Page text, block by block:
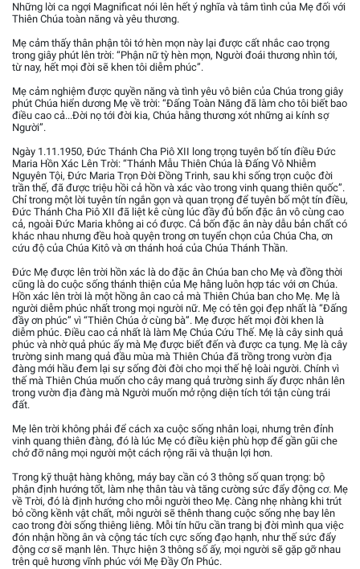
Những lời ca ngợi Magnificat nói lên hết ý nghĩa và tâm tình của Mẹ đối với
Thiên Chúa toàn năng và yêu thương.
Mẹ cảm thấy thân phận tôi tớ hèn mọn này lại được cất nhắc cao trọng
trong giây phút lên trời: “Phận nữ tỳ hèn mọn, Người đoái thương nhìn tới,
từ nay, hết mọi đời sẽ khen tôi diễm phúc”.
Mẹ cảm nghiệm được quyền năng và tình yêu vô biên của Chúa trong giây
phút Chúa hiển dương Mẹ về trời: “Đấng Toàn Năng đã làm cho tôi biết bao
điều cao cả...Đời nọ tới đời kia, Chúa hằng thương xót những ai kính sợ
Người”.
Ngày 1.11.1950, Đức Thánh Cha Piô XII long trọng tuyên bố tín điều Đức
Maria Hồn Xác Lên Trời: “Thánh Mẫu Thiên Chúa là Đấng Vô Nhiễm
Nguyên Tội, Đức Maria Trọn Đời Đồng Trinh, sau khi sống trọn cuộc đời
trần thế, đã được triệu hồi cả hồn và xác vào trong vinh quang thiên quốc”.
Chỉ trong một lời tuyên tín ngắn gọn và quan trọng để tuyên bố một tín điều,
Đức Thánh Cha Piô XII đã liệt kê cùng lúc đầy đủ bốn đặc ân vô cùng cao
cả, ngoài Đức Maria không ai có được. Cả bốn đặc ân này dẫu bản chất có
khác nhau nhưng đều hoà quyện trong ơn tuyển chọn của Chúa Cha, ơn
cứu độ của Chúa Kitô và ơn thánh hoá của Chúa Thánh Thần.
Đức Mẹ được lên trời hồn xác là do đặc ân Chúa ban cho Mẹ và đồng thời
cũng là do cuộc sống thánh thiện của Mẹ hằng luôn hợp tác với ơn Chúa.
Hồn xác lên trời là một hồng ân cao cả mà Thiên Chúa ban cho Mẹ. Mẹ là
người diễm phúc nhất trong mọi người nữ. Mẹ có tên gọi đẹp nhất là “Đấng
đầy ơn phúc” vì “Thiên Chúa ở cùng bà”. Mẹ được hết mọi đời khen là
diễm phúc. Điều cao cả nhất là làm Mẹ Chúa Cứu Thế. Mẹ là cây sinh quả
phúc và nhờ quả phúc ấy mà Mẹ được biết đến và được ca tụng. Mẹ là cây
trường sinh mang quả đầu mùa mà Thiên Chúa đã trồng trong vườn địa
đàng mới hầu đem lại sự sống đời đời cho mọi thế hệ loài người. Chính vì
thế mà Thiên Chúa muốn cho cây mang quả trường sinh ấy được nhân lên
trong vườn địa đàng mà Người muốn mở rộng diện tích tới tận cùng trái
đất.
Mẹ lên trời không phải để cách xa cuộc sống nhân loại, nhưng trên đỉnh
vinh quang thiên đàng, đó là lúc Mẹ có điều kiện phù hợp để gần gũi che
chở đỡ nâng mọi người một cách rộng rãi và thuận lợi hơn.
Trong kỹ thuật hàng không, máy bay cần có 3 thông số quan trọng: bộ
phận định hướng tốt, làm nhẹ thân tàu và tăng cường sức đẩy động cơ. Mẹ
về Trời, đó là định hướng cho mỗi người theo Mẹ. Càng nhẹ nhàng khi trút
bỏ cồng kềnh vật chất, mỗi người sẽ thênh thang cuộc sống nhẹ bay lên
cao trong đời sống thiêng liêng. Mỗi tín hữu cần trang bị đời mình qua việc
đón nhận hồng ân và cộng tác tích cực sống đạo hạnh, như thế sức đẩy
động cơ sẽ mạnh lên. Thực hiện 3 thông số ấy, mọi người sẽ gặp gỡ nhau
trên quê hương vĩnh phúc với Mẹ Đầy Ơn Phúc.